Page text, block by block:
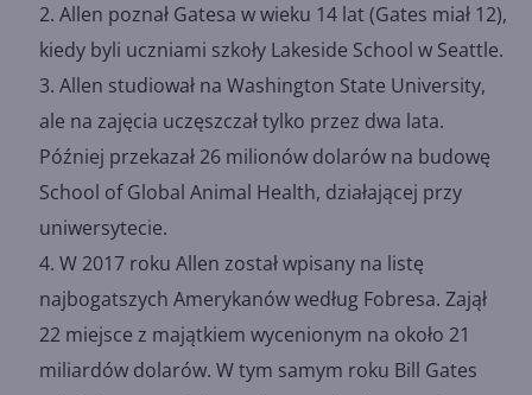
Allen poznał Gatesa w wieku 14 lat (Gates miał 12),
kiedy byli uczniami szkoły Lakeside School w Seattle.
Allen studiował na Washington State University,
ale na zajęcia uczęszczał tylko przez dwa lata.
Później przekazał 26 milionów dolarów na budowę
School of Global Animal Health, działającej przy
uniwersytecie.
W 2017 roku Allen został wpisany na listę
najbogatszych Amerykanów według Fobresa. Zajął
22 miejsce z majątkiem wycenionym na około 21
miliardów dolarów. W tym samym roku Bill Gates